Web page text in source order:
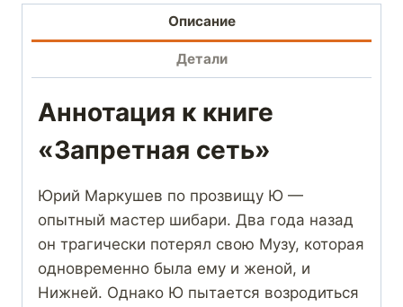
Описание
Детали
Аннотация к книге
«Запретная сеть»
Юрий Маркушев по прозвищу Ю —
опытный мастер шибари. Два года назад
он трагически потерял свою Музу, которая
одновременно была ему и женой, и
Нижней. Однако Ю пытается возродиться